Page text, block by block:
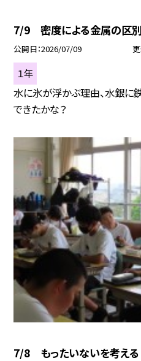
7/9 密度による金属の区
公開日 2026/07/09
１年
水に氷が浮かぶ理由、水銀に
できたかな？
7/8 もったいないを考え